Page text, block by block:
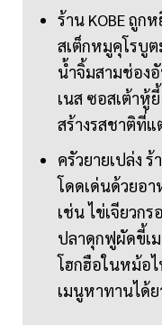
ร้าน KOBE ถู
สเต็กหมูคุโรบู
น้ำจิ้มสามช่อง
เนส ซอสเต้าหู้
สร้างรสชาติที่
ครัวยายเปล่ง
โดดเด่นด้วยอ
เช่น ไข่เจียวก
ปลาดุกฟูผัดขี้เ
โฮกฮือในหม้อ
เมนูหาทานได้